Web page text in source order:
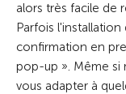
alors très facile de
Parfois
confirmation en
pop-up ». Même si
vous adapter à